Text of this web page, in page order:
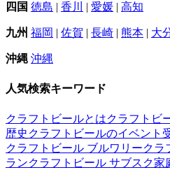
四国 徳島 | 香川 | 愛媛 | 高知
九州 福岡 | 佐賀 | 長崎 | 熊本 | 大
沖縄 沖縄
人気検索キーワード
クラフトビールとはクラフトビ
歴史 クラフトビールのイベント
クラフトビール ブルワリークラ
ランクラフトビール サブスク家